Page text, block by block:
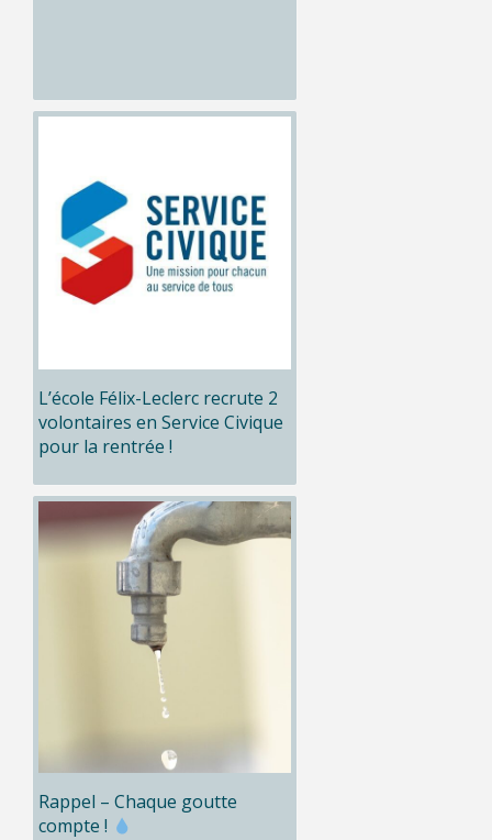
L’école Félix-Leclerc recrute 2
volontaires en Service Civique
pour la rentrée !
Rappel – Chaque goutte
compte !